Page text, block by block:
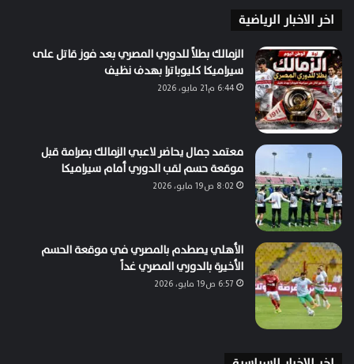
اخر الاخبار الرياضية
الزمالك بطلاً للدوري المصري بعد فوز قاتل على
سيراميكا كليوباترا بهدف نظيف
6:44 م21 مايو، 2026
معتمد جمال يحاضر لاعبي الزمالك بصرامة قبل
موقعة حسم لقب الدوري أمام سيراميكا
8:02 ص19 مايو، 2026
الأهلي يصطدم بالمصري في موقعة الحسم
الأخيرة بالدوري المصري غداً
6:57 ص19 مايو، 2026